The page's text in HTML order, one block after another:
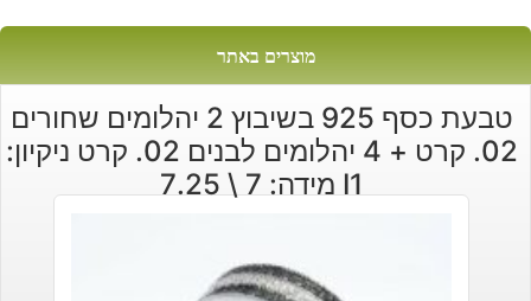
מוצרים באתר
טבעת כסף 925 בשיבוץ 2 יהלומים שחורים
02. קרט + 4 יהלומים לבנים 02. קרט ניקיון:
I1 מידה: 7 \ 7.25